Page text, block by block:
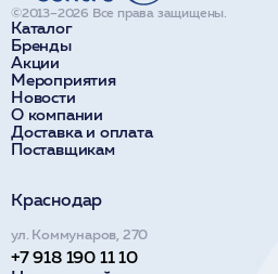
Каталог
Бренды
Акции
Мероприятия
Новости
О компании
Доставка и оплата
Поставщикам
©2013–2026 Все права защищены.
Краснодар
ул. Коммунаров, 270
+7 918 190 11 10